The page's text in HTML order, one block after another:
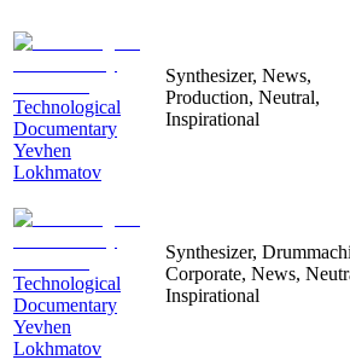
Technological
Documentary
Yevhen
Lokhmatov
Synthesizer, News,
Production, Neutral,
Inspirational
Technological
Documentary
Yevhen
Lokhmatov
Synthesizer,
Corporate, News,
Inspirational